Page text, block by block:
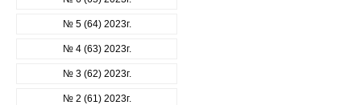
№ 5 (64) 2023г.
№ 4 (63) 2023г.
№ 3 (62) 2023г.
№ 2 (61) 2023г.